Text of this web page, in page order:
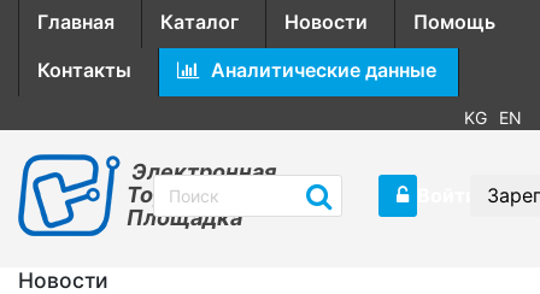
Главная Каталог Новости
Помощь
Контакты
Аналитические данные
KG EN
Электронная
Торговая
Площадка
Новости